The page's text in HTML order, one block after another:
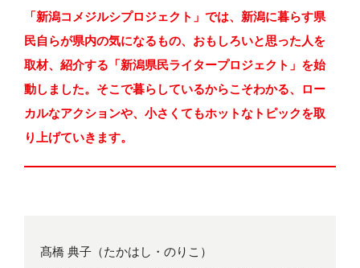
「新潟コメジルシプロジェクト」では、新潟に暮らす県
民自らが県内の気になるもの、おもしろいと思った人を
取材、紹介する「新潟県民ライタープロジェクト」を始
動しました。そこで暮らしているからこそわかる、ロー
カルなアクションや、小さくてもホットなトピックを取
り上げていきます。
髙橋 典子（たかはし・のりこ）